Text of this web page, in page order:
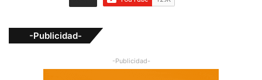
-Publicidad-
-Publicidad-